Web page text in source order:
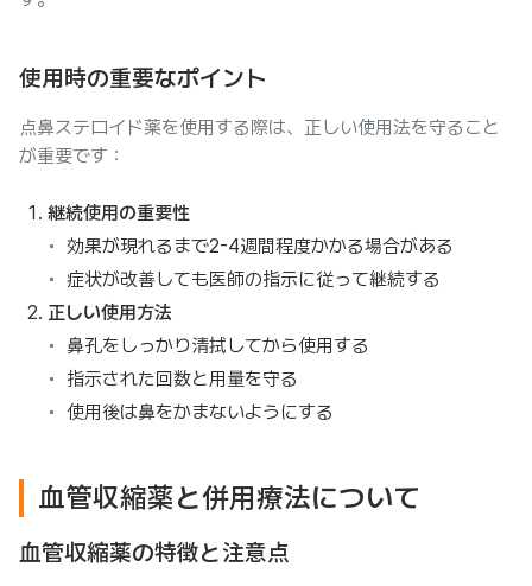
使用時の重要なポイント
点鼻ステロイド薬を使用する際は、正しい使用法を守ること
が重要です：
継続使用の重要性
効果が現れるまで2-4週間程度かかる場合がある
症状が改善しても医師の指示に従って継続する
正しい使用方法
鼻孔をしっかり清拭してから使用する
指示された回数と用量を守る
使用後は鼻をかまないようにする
血管収縮薬と併用療法について
血管収縮薬の特徴と注意点